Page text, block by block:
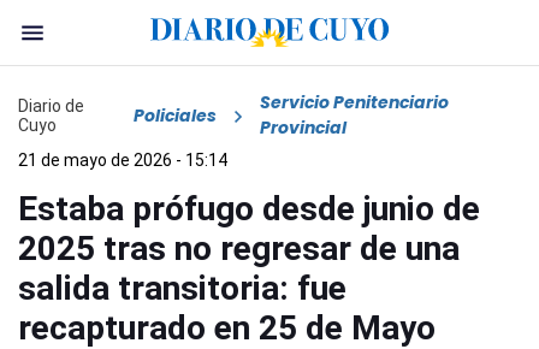
Diario de
Cuyo
Policiales
Servicio Penitenciario
Provincial
21 de mayo de 2026 - 15:14
Estaba prófugo desde junio de
2025 tras no regresar de una
salida transitoria: fue
recapturado en 25 de Mayo